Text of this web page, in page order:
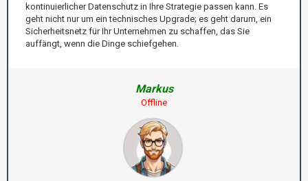
kontinuierlicher Datenschutz in Ihre Strategie passen kann. Es
geht nicht nur um ein technisches Upgrade; es geht darum, ein
Sicherheitsnetz für Ihr Unternehmen zu schaffen, das Sie
auffängt, wenn die Dinge schiefgehen.
Markus
Offline